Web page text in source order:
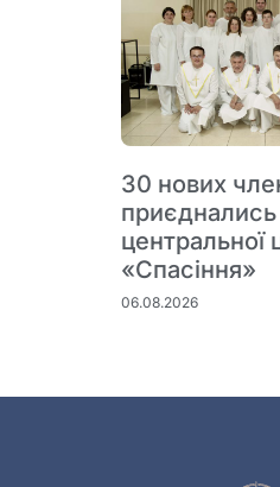
30 нових
приєднались
центральної
«Спасіння»
06.08.2026